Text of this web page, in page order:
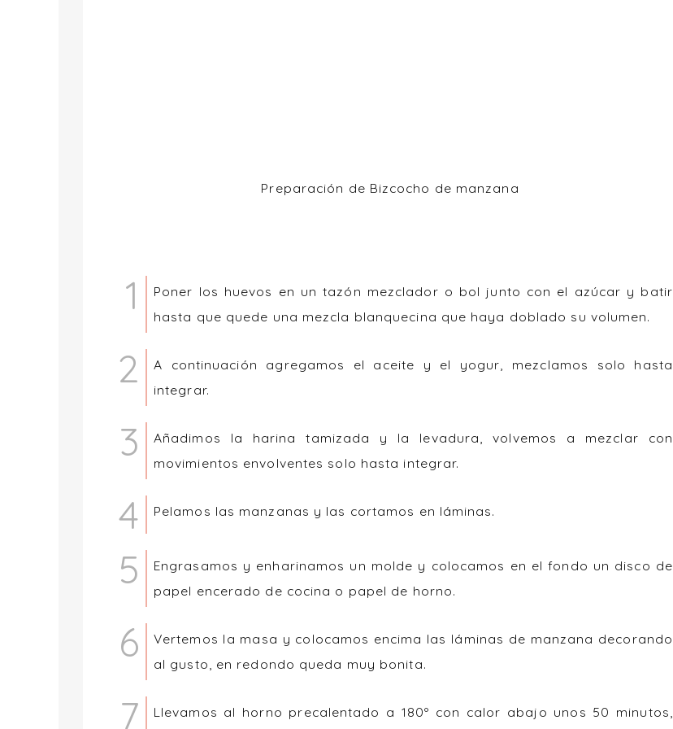
Preparación de Bizcocho de manzana
Poner los huevos en un tazón mezclador o bol junto con el azúcar y batir
hasta que quede una mezcla blanquecina que haya doblado su volumen.
A continuación agregamos el aceite y el yogur, mezclamos solo hasta
integrar.
Añadimos la harina tamizada y la levadura, volvemos a mezclar con
movimientos envolventes solo hasta integrar.
Pelamos las manzanas y las cortamos en láminas.
Engrasamos y enharinamos un molde y colocamos en el fondo un disco de
papel encerado de cocina o papel de horno.
Vertemos la masa y colocamos encima las láminas de manzana decorando
al gusto, en redondo queda muy bonita.
Llevamos al horno precalentado a 180º con calor abajo unos 50 minutos,